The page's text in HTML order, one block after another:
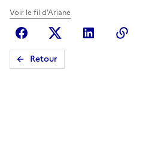
Voir le fil d'Ariane
FacebookX (anciennement
Linkedin
Retour